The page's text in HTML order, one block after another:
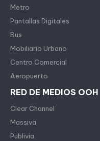
Metro
Pantallas Digitales
Bus
Mobiliario Urbano
Centro Comercial
Aeropuerto
RED DE MEDIOS OOH
Clear Channel
Massiva
Publivia